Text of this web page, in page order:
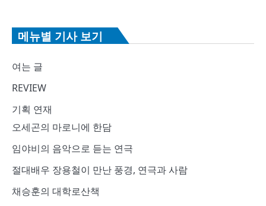
메뉴별 기사 보기
여는 글
REVIEW
기획 연재
오세곤의 마로니에 한담
임야비의 음악으로 듣는 연극
절대배우 장용철이 만난 풍경, 연극과 사람
채승훈의 대학로산책